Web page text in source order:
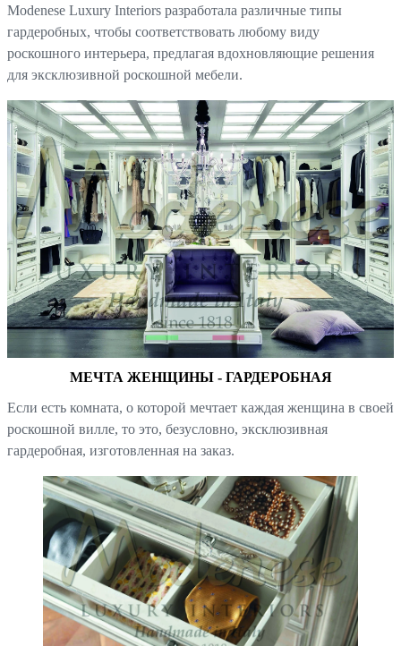
Modenese Luxury Interiors разработала различные типы
гардеробных, чтобы соответствовать любому виду
роскошного интерьера, предлагая вдохновляющие решения
для эксклюзивной роскошной мебели.
МЕЧТА ЖЕНЩИНЫ - ГАРДЕРОБНАЯ
Если есть комната, о которой мечтает каждая женщина в своей
роскошной вилле, то это, безусловно, эксклюзивная
гардеробная, изготовленная на заказ.